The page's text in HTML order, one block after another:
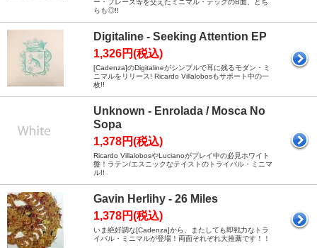
ー・フレーズ等を交えたミニマル・テックのB面、どち
らも◎!!
Digitaline - Seeking Attention EP
1,326円(税込)
[Cadenza]のDigitalineがシンプルで耳に残るモダン・ミ
ニマルをリリース! Ricardo Villalobosもサポート中の一
枚!!
Unknown - Enrolada / Mosca No
Sopa
1,378円(税込)
Ricardo VillalobosやLucianoがプレイ中の必見ホワイト
盤！ラテン/エスニックなテイストのトライバル・ミニマ
ル!!
Gavin Herlihy - 26 Miles
1,378円(税込)
いま絶好調な[Cadenza]から、またしても即戦力なトラ
イバル・ミニマルが登場！両面それぞれ大推薦です！！